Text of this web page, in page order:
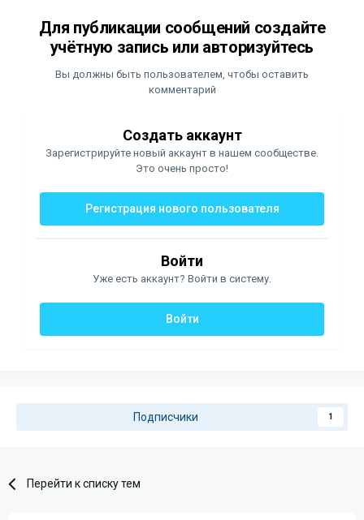
Для публикации сообщений создайте
учётную запись или авторизуйтесь
Вы должны быть пользователем, чтобы оставить
комментарий
Создать аккаунт
Зарегистрируйте новый аккаунт в нашем сообществе.
Это очень просто!
Регистрация нового пользователя
Войти
Уже есть аккаунт? Войти в систему.
Войти
Подписчики 1
Перейти к списку тем